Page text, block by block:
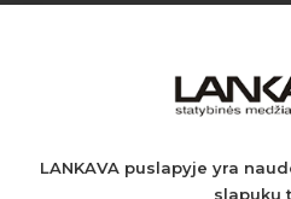
Įmonės kodas:
PVM mokėtojo
A.s.:
AB SEB
+370
LANKAVA puslapyje yra
slapukų